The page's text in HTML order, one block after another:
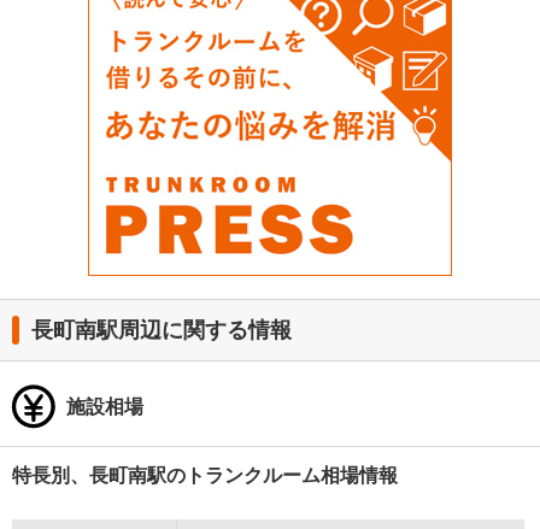
長町南駅周辺に関する情報
施設相場
特長別、長町南駅のトランクルーム相場情報